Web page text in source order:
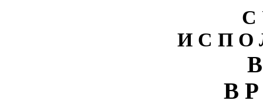
С
И С П О
В